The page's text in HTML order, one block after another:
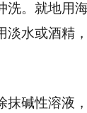
洗。就地用
淡水或酒精
抹碱性溶液